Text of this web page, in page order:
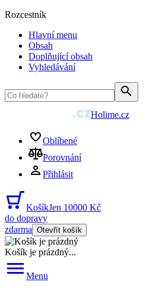
Rozcestník
Hlavní menu
Obsah
Doplňující obsah
Vyhledávání
Holime.cz
Oblíbené
Porovnání
Přihlásit
KošíkJen 10000 Kč
do dopravy
zdarma Otevřít košík
Košík je prázdný...
Menu